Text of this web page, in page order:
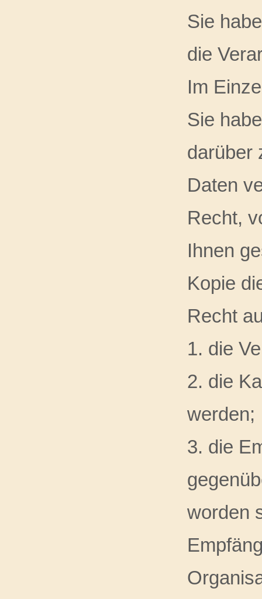
Sie
die
Im
Sie
darüber
Daten
Recht,
Ihnen
Kopie
Recht
1. die
2. die
werden;
3. die
worden